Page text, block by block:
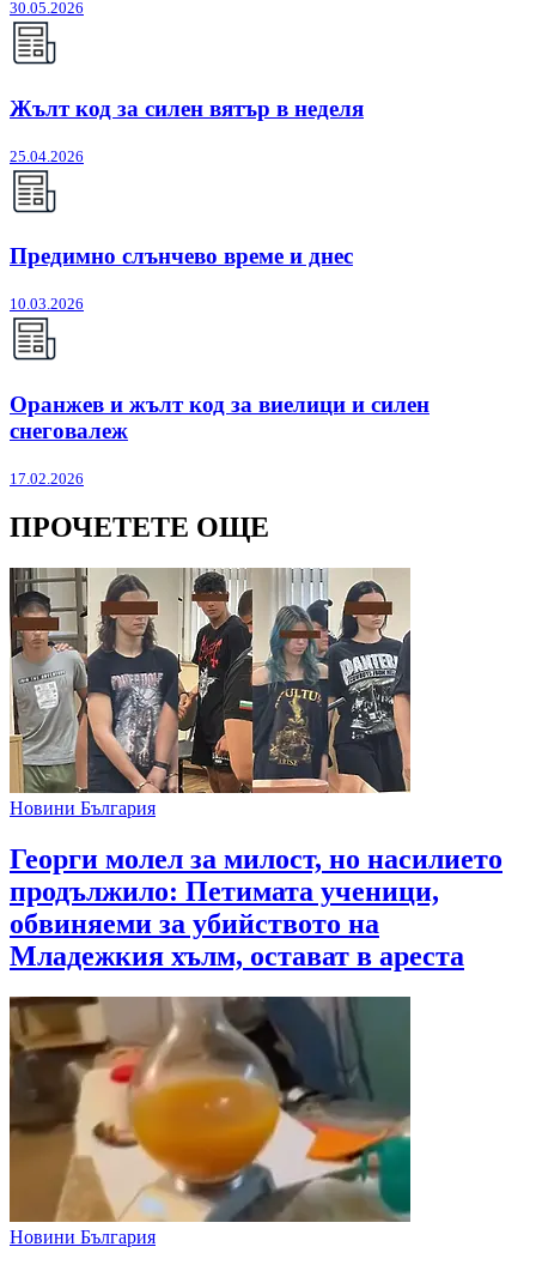
30.05.2026
Жълт код за силен вятър в неделя
25.04.2026
Предимно слънчево време и днес
10.03.2026
Оранжев и жълт код за виелици и силен
снеговалеж
17.02.2026
ПРОЧЕТЕТЕ ОЩЕ
Новини България
Георги молел за милост, но насилието
продължило: Петимата ученици,
обвиняеми за убийството на
Младежкия хълм, остават в ареста
Новини България